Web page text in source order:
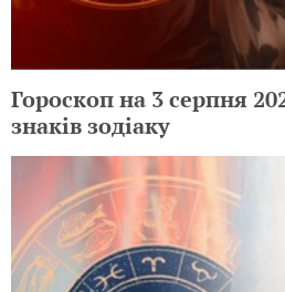
Гороскоп на 3 серпня
знаків зодіаку